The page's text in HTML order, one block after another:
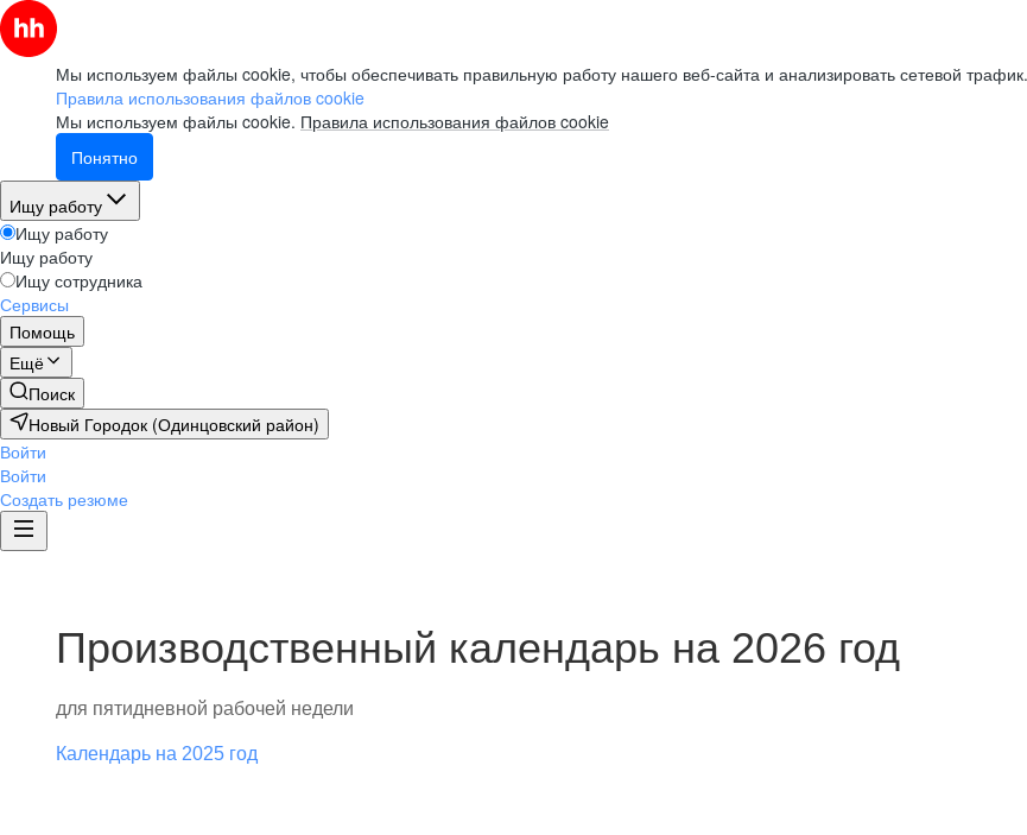
Мы используем файлы cookie, чтобы обеспечивать правильную работу нашего веб-сайта и анализировать сетевой трафик.
Правила использования файлов cookie
Мы используем файлы cookie. Правила использования файлов cookie
Понятно
Ищу работу
Ищу работу
Ищу работу
Ищу сотрудника
Сервисы
Помощь
Ещё
Поиск
Новый Городок (Одинцовский район)
Войти
Войти
Создать резюме
Производственный календарь на 2026 год
для пятидневной рабочей недели
Календарь на 2025 год